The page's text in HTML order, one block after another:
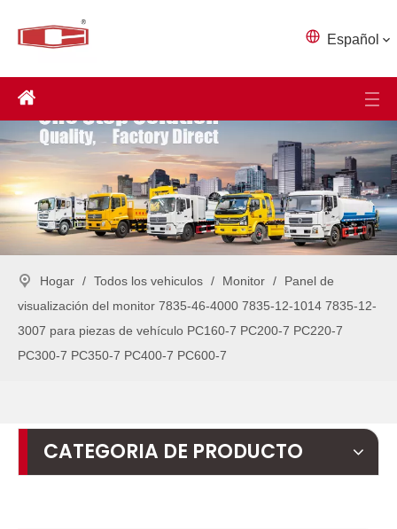
Español
Hogar / Todos los vehiculos / Monitor /
Panel de
visualización del monitor 7835-46-4000 7835-12-1014 7835-12-
3007 para piezas de vehículo PC160-7 PC200-7 PC220-7
PC300-7 PC350-7 PC400-7 PC600-7
CATEGORIA DE PRODUCTO